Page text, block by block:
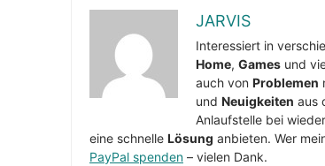
JARVIS
Interessiert in
Home, Games und
auch von Problemen
und Neuigkeiten aus
Anlaufstelle bei
eine schnelle Lösung anbieten. Wer
PayPal spenden – vielen Dank.